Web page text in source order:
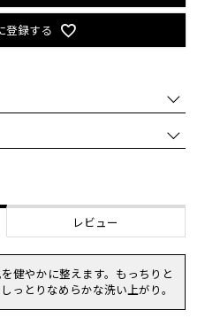
登録する
ステアリン酸 、ＰＥＧ－３２ 、
ウリン酸 、コカミドプロピルベ
ニウム－１０ 、サリチル酸 、乳
タリン酸Ｎａ 、安息香酸Ｎａ 、
をおすすめします。
、刺激、白抜け(白斑等)、黒ずみ
あたって上記のような異常があら
部位にはお使いにならないでくだ
レビュー
健やかに整えます。もっちりと
っとりなめらかな洗い上がり。